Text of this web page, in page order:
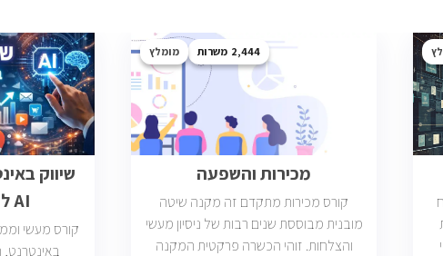
2,444 מומלץ
מכירות והשפעה
קורס מכירות מתקדם זה מקנה שיטה
מובנית מבוססת שנים רבות של ניסיון מעשי
והצלחות. זוהי הכשרה פרקטית המקנה
שיווק
AI לבעלי עסקים
קורס מעשי